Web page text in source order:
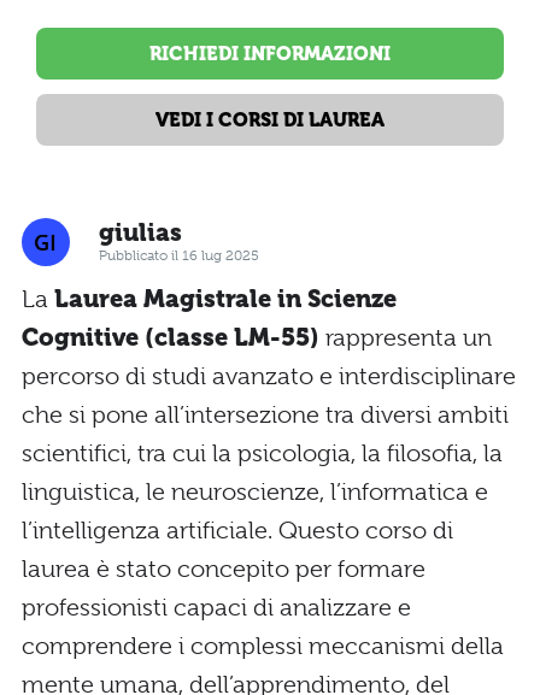
RICHIEDI INFORMAZIONI
VEDI I CORSI DI LAUREA
giulias
Pubblicato il 16 lug 2025
La Laurea Magistrale in Scienze
Cognitive (classe LM-55) rappresenta un
percorso di studi avanzato e interdisciplinare
che si pone all’intersezione tra diversi ambiti
scientifici, tra cui la psicologia, la filosofia, la
linguistica, le neuroscienze, l’informatica e
l’intelligenza artificiale. Questo corso di
laurea è stato concepito per formare
professionisti capaci di analizzare e
comprendere i complessi meccanismi della
mente umana, dell’apprendimento, del